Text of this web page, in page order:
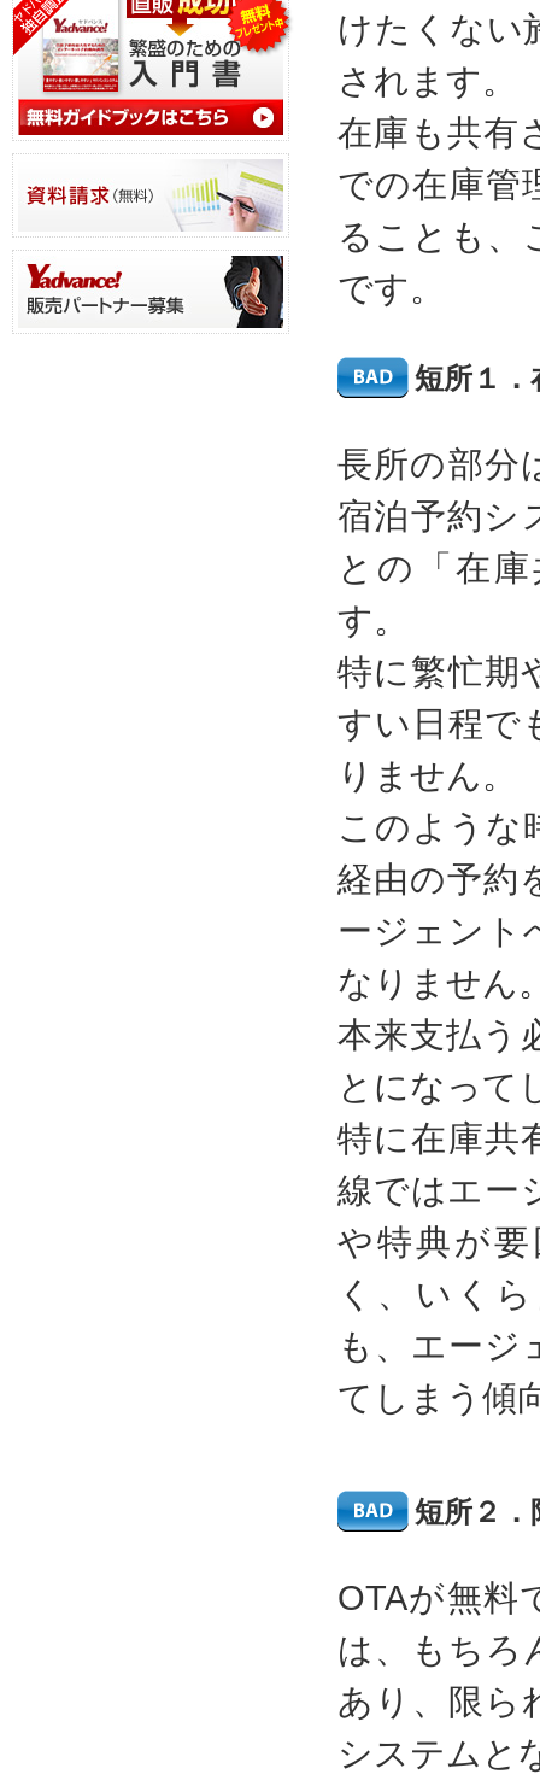
けたくない
されます。
在庫も共有
での在庫管
ることも、
です。
短所１．
長所の部分
宿泊予約シ
との「在
す。
特に繁忙期
すい日程で
りません。
このような
経由の予約
ージェント
なりません
本来支払う
とになって
特に在庫共
線ではエー
や特典が
く、いく
も、エージ
てしまう傾
短所２
OTAが無料
は、もちろ
あり、限ら
システムと